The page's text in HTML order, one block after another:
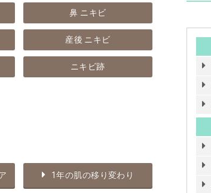
鼻 ニキビ
産後 ニキビ
ニキビ跡
1年の肌の移り変わり